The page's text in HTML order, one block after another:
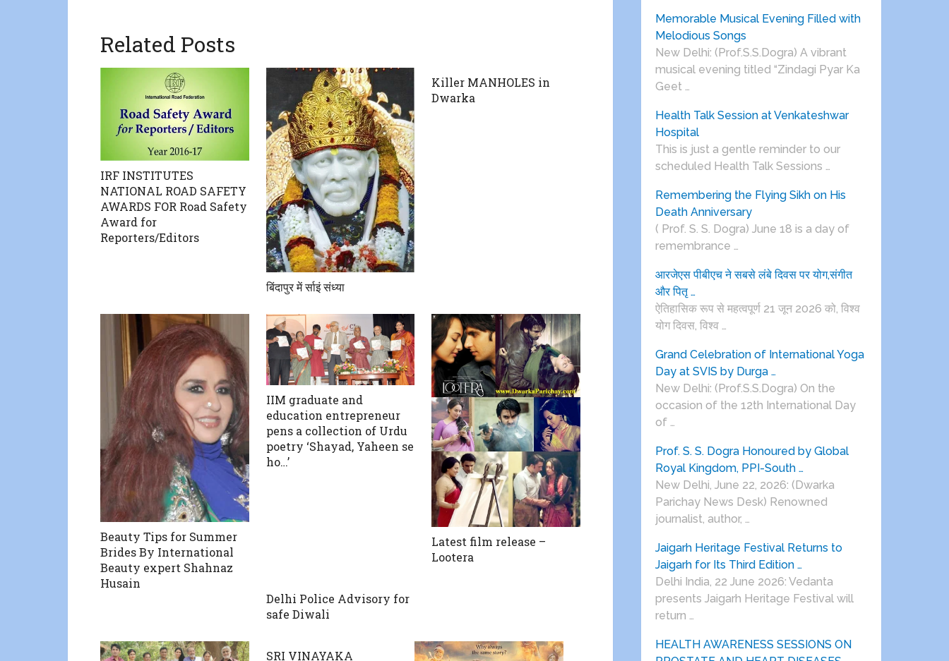
Related Posts
IRF INSTITUTES
NATIONAL ROAD SAFETY
AWARDS FOR Road Safety
Award for
Reporters/Editors
बिंदापुर में र्साइं संध्या
Killer MANHOLES in
Dwarka
Beauty Tips for Summer
Brides By International
Beauty expert Shahnaz
Husain
IIM graduate and
education entrepreneur
pens a collection of Urdu
poetry ‘Shayad, Yaheen se
ho…’
Latest film release –
Lootera
Delhi Police Advisory for
safe Diwali
SRI VINAYAKA
Memorable Musical Evening Filled with
Melodious Songs
New Delhi: (Prof.S.S.Dogra) A vibrant
musical evening titled “Zindagi Pyar Ka
Geet …
Health Talk Session at Venkateshwar
Hospital
This is just a gentle reminder to our
scheduled Health Talk Sessions …
Remembering the Flying Sikh on His
Death Anniversary
( Prof. S. S. Dogra) June 18 is a day of
remembrance …
आरजेएस पीबीएच ने सबसे लंबे दिवस पर योग,संगीत
और पितृ …
ऐतिहासिक रूप से महत्वपूर्ण 21 जून 2026 को, विश्व
योग दिवस, विश्व …
Grand Celebration of International Yoga
Day at SVIS by Durga …
New Delhi: (Prof.S.S.Dogra) On the
occasion of the 12th International Day
of …
Prof. S. S. Dogra Honoured by Global
Royal Kingdom, PPI-South …
New Delhi, June 22, 2026: (Dwarka
Parichay News Desk) Renowned
journalist, author, …
Jaigarh Heritage Festival Returns to
Jaigarh for Its Third Edition …
Delhi India, 22 June 2026: Vedanta
presents Jaigarh Heritage Festival will
return …
HEALTH AWARENESS SESSIONS ON